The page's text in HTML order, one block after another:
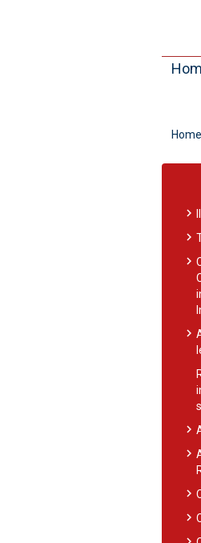
Home
chevron_right
chevron_right
chevron_right
chevron_right
chevron_right
chevron_right
chevron_right
chevron_right